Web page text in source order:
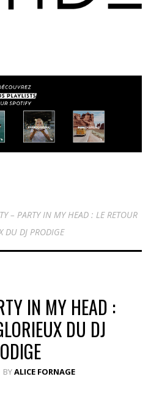
– PARTY IN MY HEAD : LE RETOUR
DU DJ PRODIGE
IN MY HEAD :
DU DJ
BYALICE FORNAGE